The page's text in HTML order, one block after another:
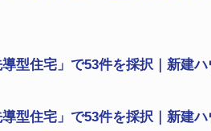
型住宅」で53件を採択｜新建
型住宅」で53件を採択｜新建